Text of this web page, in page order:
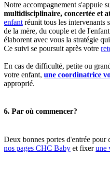
Notre accompagnement s'appuie
multidisciplinaire, concertée et
enfant réunit tous les intervenants
de la mère, du couple et de
élaborent avec vous la stratégie
Ce suivi se poursuit après votre
En cas de difficulté, petite ou
votre enfant, une coordinatrice
approprié.
6. Par où commencer?
Deux bonnes portes d'entrée pour
nos pages CHC Baby et fixerune